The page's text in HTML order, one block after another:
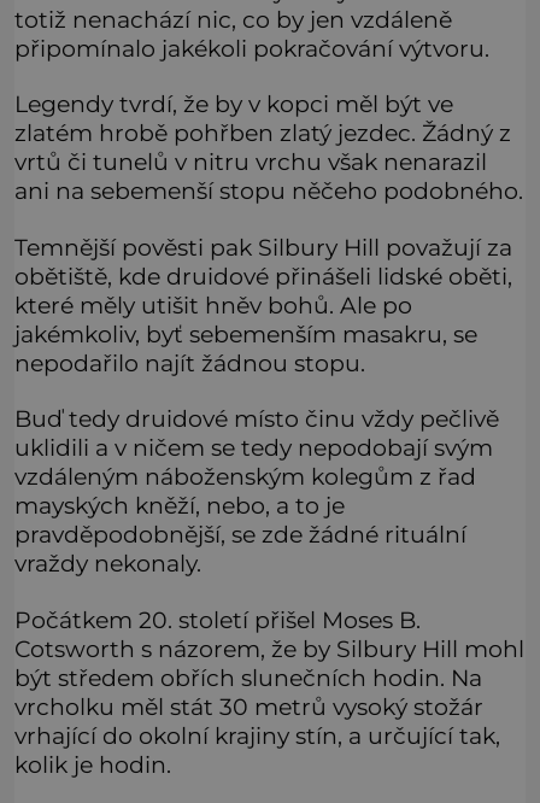
totiž nenachází nic, co by jen vzdáleně
připomínalo jakékoli pokračování výtvoru.
Legendy tvrdí, že by v kopci měl být ve
zlatém hrobě pohřben zlatý jezdec. Žádný z
vrtů či tunelů v nitru vrchu však nenarazil
ani na sebemenší stopu něčeho podobného.
Temnější pověsti pak Silbury Hill považují za
obětiště, kde druidové přinášeli lidské oběti,
které měly utišit hněv bohů. Ale po
jakémkoliv, byť sebemenším masakru, se
nepodařilo najít žádnou stopu.
Buď tedy druidové místo činu vždy pečlivě
uklidili a v ničem se tedy nepodobají svým
vzdáleným náboženským kolegům z řad
mayských kněží, nebo, a to je
pravděpodobnější, se zde žádné rituální
vraždy nekonaly.
Počátkem 20. století přišel Moses B.
Cotsworth s názorem, že by Silbury Hill mohl
být středem obřích slunečních hodin. Na
vrcholku měl stát 30 metrů vysoký stožár
vrhající do okolní krajiny stín, a určující tak,
kolik je hodin.